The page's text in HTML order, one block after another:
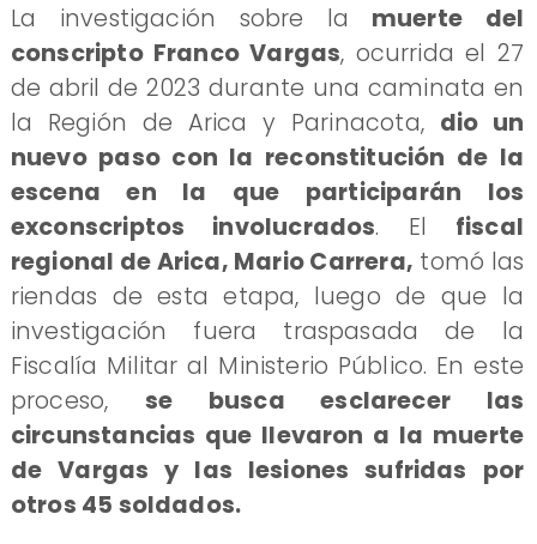
​La investigación sobre la muerte del
conscripto Franco Vargas, ocurrida el 27
de abril de 2023 durante una caminata en
la Región de Arica y Parinacota, dio un
nuevo paso con la reconstitución de la
escena en la que participarán los
exconscriptos involucrados. El fiscal
regional de Arica, Mario Carrera, tomó las
riendas de esta etapa, luego de que la
investigación fuera traspasada de la
Fiscalía Militar al Ministerio Público. En este
proceso, se busca esclarecer las
circunstancias que llevaron a la muerte
de Vargas y las lesiones sufridas por
otros 45 soldados.